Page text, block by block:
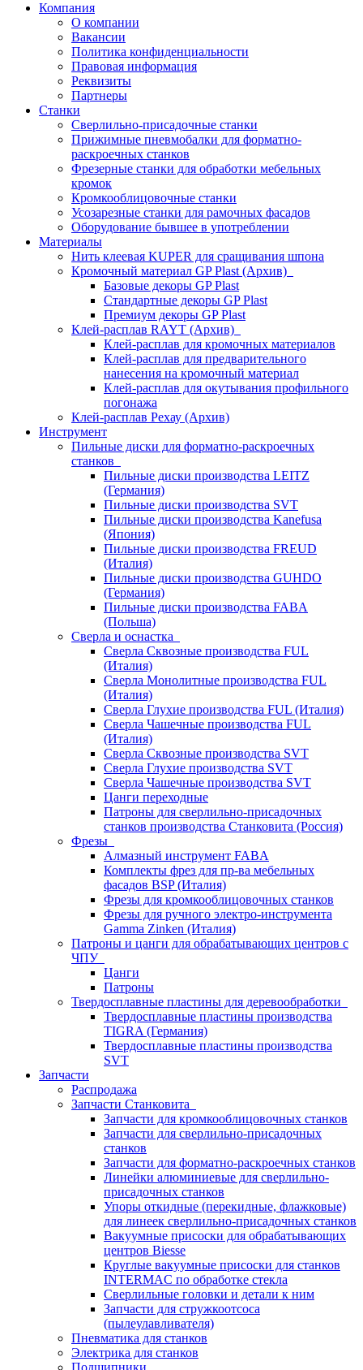
Компания
О компании
Вакансии
Политика конфиденциальности
Правовая информация
Реквизиты
Партнеры
Станки
Сверлильно-присадочные станки
Прижимные пневмобалки для форматно-
раскроечных станков
Фрезерные станки для обработки мебельных
кромок
Кромкооблицовочные станки
Усозарезные станки для рамочных фасадов
Оборудование бывшее в употреблении
Материалы
Нить клеевая KUPER для сращивания шпона
Кромочный материал GP Plast (Архив)
Базовые декоры GP Plast
Стандартные декоры GP Plast
Премиум декоры GP Plast
Клей-расплав RAYT (Архив)
Клей-расплав для кромочных материалов
Клей-расплав для предварительного
нанесения на кромочный материал
Клей-расплав для окутывания профильного
погонажа
Клей-расплав Рехау (Архив)
Инструмент
Пильные диски для форматно-раскроечных
станков
Пильные диски производства LEITZ
(Германия)
Пильные диски производства SVT
Пильные диски производства Kanefusa
(Япония)
Пильные диски производства FREUD
(Италия)
Пильные диски производства GUHDO
(Германия)
Пильные диски производства FABA
(Польша)
Сверла и оснастка
Сверла Сквозные производства FUL
(Италия)
Сверла Монолитные производства FUL
(Италия)
Сверла Глухие производства FUL (Италия)
Сверла Чашечные производства FUL
(Италия)
Сверла Сквозные производства SVT
Сверла Глухие производства SVT
Сверла Чашечные производства SVT
Цанги переходные
Патроны для сверлильно-присадочных
станков производства Станковита (Россия)
Фрезы
Алмазный инструмент FABA
Комплекты фрез для пр-ва мебельных
фасадов BSP (Италия)
Фрезы для кромкооблицовочных станков
Фрезы для ручного электро-инструмента
Gamma Zinken (Италия)
Патроны и цанги для обрабатывающих центров с
ЧПУ
Цанги
Патроны
Твердосплавные пластины для деревообработки
Твердосплавные пластины производства
TIGRA (Германия)
Твердосплавные пластины производства
SVT
Запчасти
Распродажа
Запчасти Станковита
Запчасти для кромкооблицовочных станков
Запчасти для сверлильно-присадочных
станков
Запчасти для форматно-раскроечных станков
Линейки алюминиевые для сверлильно-
присадочных станков
Упоры откидные (перекидные, флажковые)
для линеек сверлильно-присадочных станков
Вакуумные присоски для обрабатывающих
центров Biesse
Круглые вакуумные присоски для станков
INTERMAC по обработке стекла
Сверлильные головки и детали к ним
Запчасти для стружкоотсоса
(пылеулавливателя)
Пневматика для станков
Электрика для станков
Подшипники